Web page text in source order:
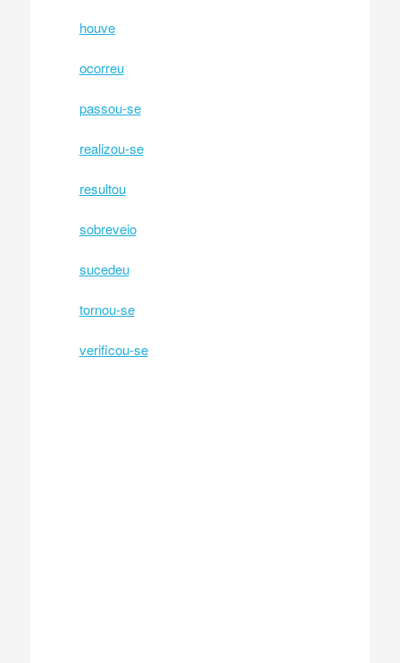
houve
ocorreu
passou-se
realizou-se
resultou
sobreveio
sucedeu
tornou-se
verificou-se